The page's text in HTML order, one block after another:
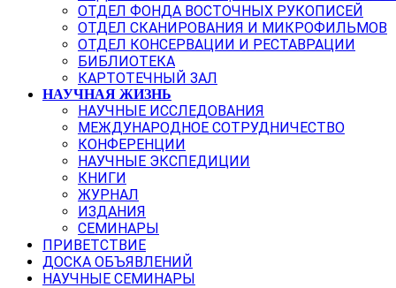
ОТДЕЛ ФОНДА ВОСТОЧНЫХ РУКОПИСЕЙ
ОТДЕЛ СКАНИРОВАНИЯ И МИКРОФИЛЬМОВ
ОТДЕЛ КОНСЕРВАЦИИ И РЕСТАВРАЦИИ
БИБЛИОТЕКА
КАРТОТЕЧНЫЙ ЗАЛ
НАУЧНАЯ ЖИЗНЬ
НАУЧНЫЕ ИССЛЕДОВАНИЯ
МЕЖДУНАРОДНОЕ СОТРУДНИЧЕСТВО
КОНФЕРЕНЦИИ
НАУЧНЫЕ ЭКСПЕДИЦИИ
КНИГИ
ЖУРНАЛ
ИЗДАНИЯ
СЕМИНАРЫ
ПРИВЕТСТВИЕ
ДОСКА ОБЪЯВЛЕНИЙ
НАУЧНЫЕ СЕМИНАРЫ